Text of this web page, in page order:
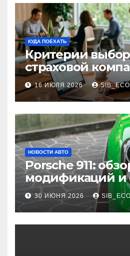
КУДА ПОЕХАТЬ
Критерии
страховой
году:
реальные
выплатах
16 ИЮЛЯ 2026
НОВОСТИ АВТО
Porsche 911:
модификаций и
характеристики
30 ИЮНЯ 2026